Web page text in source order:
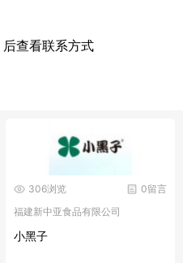
后查看联系方式
0留言
306浏览
福建新中亚食品有限公司
小黑子